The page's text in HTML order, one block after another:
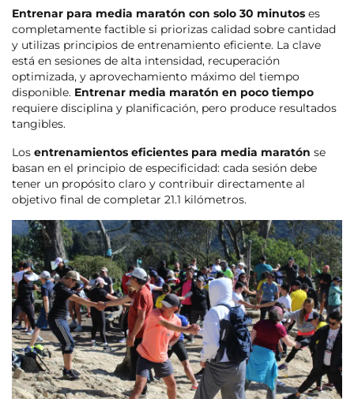
Entrenar para media maratón con solo 30 minutos es
completamente factible si priorizas calidad sobre cantidad
y utilizas principios de entrenamiento eficiente. La clave
está en sesiones de alta intensidad, recuperación
optimizada, y aprovechamiento máximo del tiempo
disponible. Entrenar media maratón en poco tiempo
requiere disciplina y planificación, pero produce resultados
tangibles.
Los entrenamientos eficientes para media maratón se
basan en el principio de especificidad: cada sesión debe
tener un propósito claro y contribuir directamente al
objetivo final de completar 21.1 kilómetros.